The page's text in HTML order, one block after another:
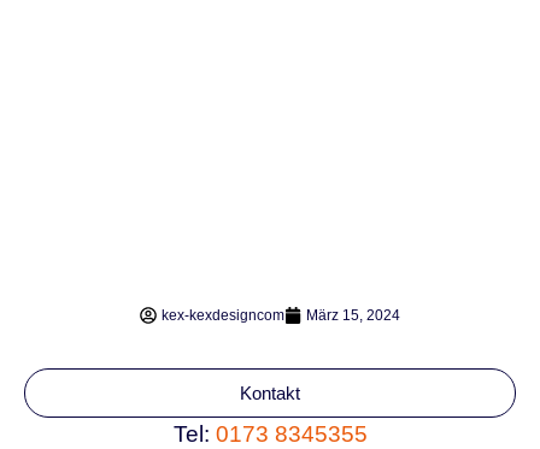
kex-kexdesigncom März 15, 2024
Kontakt
Tel: 0173 8345355